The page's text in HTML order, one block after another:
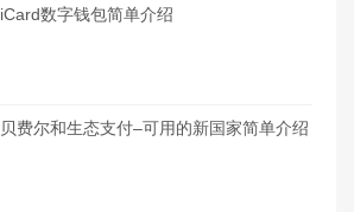
iCard数字钱包简单介绍
贝费尔和生态支付–可用的新国家简单介绍